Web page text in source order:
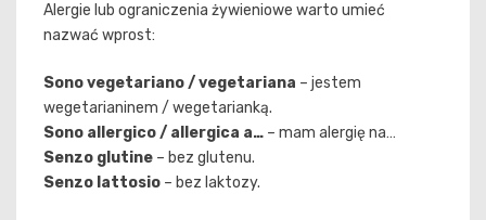
Alergie lub ograniczenia żywieniowe warto umieć
nazwać wprost:
Sono vegetariano / vegetariana – jestem
wegetarianinem / wegetarianką.
Sono allergico / allergica a… – mam alergię na…
Senzo glutine – bez glutenu.
Senzo lattosio – bez laktozy.